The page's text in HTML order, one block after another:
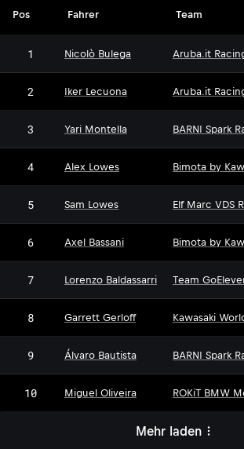
Pos Fahrer Team
1 Nicolò Bulega Aruba.it
2 Iker Lecuona Aruba.it
3 Yari Montella BARNI Spark
4 Alex Lowes Bimota by
5 Sam Lowes Elf Marc VDS
6 Axel Bassani Bimota by
7 Lorenzo Baldassarri Team
8 Garrett Gerloff Kawasaki
9 Álvaro Bautista BARNI Spark
10 Miguel Oliveira ROKiT BMW
Mehr laden